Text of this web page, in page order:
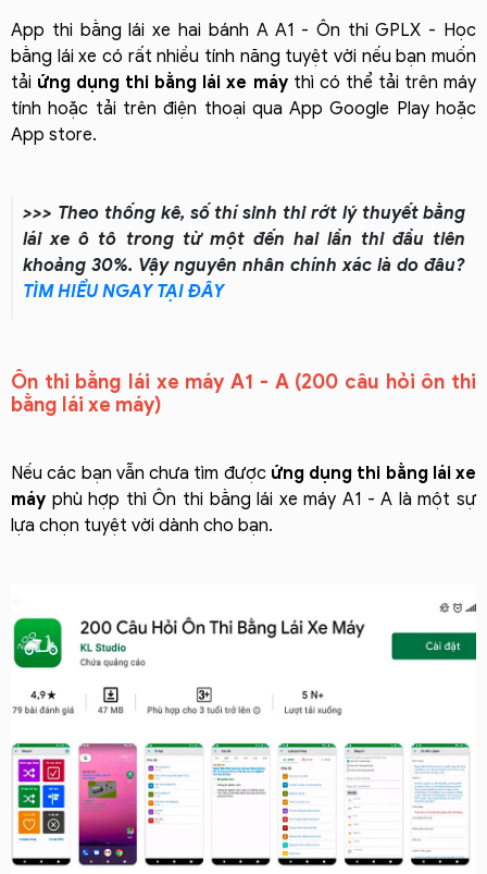
App thi bằng lái xe hai bánh A A1 - Ôn thi GPLX - Học
bằng lái xe có rất nhiều tính năng tuyệt vời nếu bạn muốn
tải ứng dụng thi bằng lái xe máythì có thể tải trên máy
tính hoặc tải trên điện thoại qua App Google Play hoặc
App store.
>>> Theo thống kê, số thí sinh thi rớt lý thuyết bằng
lái xe ô tô trong từ một đến hai lần thi đầu tiên
khoảng 30%. Vậy nguyên nhân chính xác là do đâu?
TÌM HIỂU NGAY TẠI ĐÂY
Ôn thi bằng lái xe máy A1 - A (200 câu hỏi ôn thi
bằng lái xe máy)
Nếu các bạn vẫn chưa tìm được ứng dụng thi bằng lái xe
máy phù hợp thì Ôn thi bằng lái xe máy A1 - A là một sự
lựa chọn tuyệt vời dành cho bạn.